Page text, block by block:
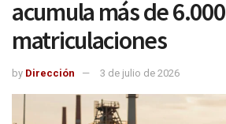
acumula más de 6.000
matriculaciones
by Dirección 3 de julio de 2026